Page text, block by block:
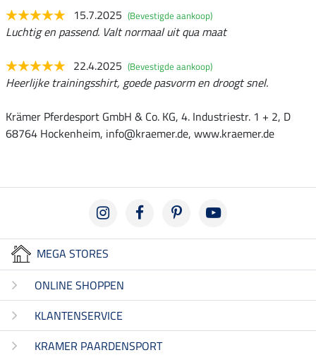
15.7.2025 (Bevestigde aankoop)
Luchtig en passend. Valt normaal uit qua maat
22.4.2025 (Bevestigde aankoop)
Heerlijke trainingsshirt, goede pasvorm en droogt snel.
Krämer Pferdesport GmbH & Co. KG, 4. Industriestr. 1 + 2, D
68764 Hockenheim, info@kraemer.de, www.kraemer.de
MEGA STORES
ONLINE SHOPPEN
KLANTENSERVICE
KRAMER PAARDENSPORT